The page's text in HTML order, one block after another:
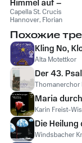
Himmel auf –
Chorwerke der
Romantik zu
Advent und
Weihnachten
Capella St. Crucis
Hannover, Florian
Брамс,Макс Брух,
Феликс Мендельсон
Похожие
Kling No,
Alta Motettkor
Der 43.
Thomanerchor
Maria
Karin Freist-
Die Heilung
Windsbacher